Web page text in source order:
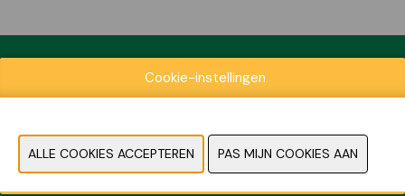
Exposantenlijst
Praktische informatie
Contact
Cookie-instellingen